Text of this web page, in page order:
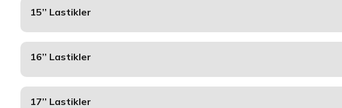
15’’ Lastikler
16’’ Lastikler
17’’ Lastikler